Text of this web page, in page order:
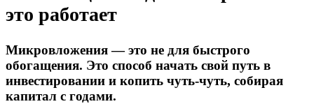
это работает
Микровложения — это не для быстрого
обогащения. Это способ начать свой путь в
инвестировании и копить чуть-чуть, собирая
капитал с годами.